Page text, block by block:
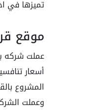
تميزها في
موقع
أسعار
وعملت